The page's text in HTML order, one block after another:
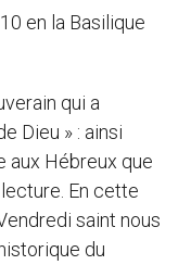
en la Basilique
qui a
Dieu » : ainsi
aux Hébreux que
En cette
saint nous
du